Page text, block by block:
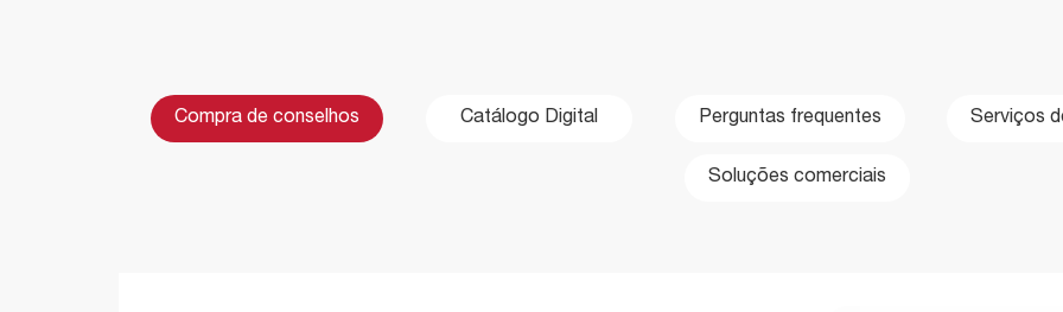
Compra de conselhos Catálogo Digital Perguntas frequentes Serviços
Soluções comerciais